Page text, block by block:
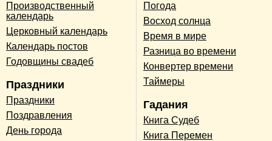
Производственный
календарь
Церковный календарь
Календарь постов
Годовщины свадеб
Праздники
Праздники
Поздравления
День города
Погода
Восход солнца
Время в мире
Разница во времени
Конвертер времени
Таймеры
Гадания
Книга Судеб
Книга Перемен